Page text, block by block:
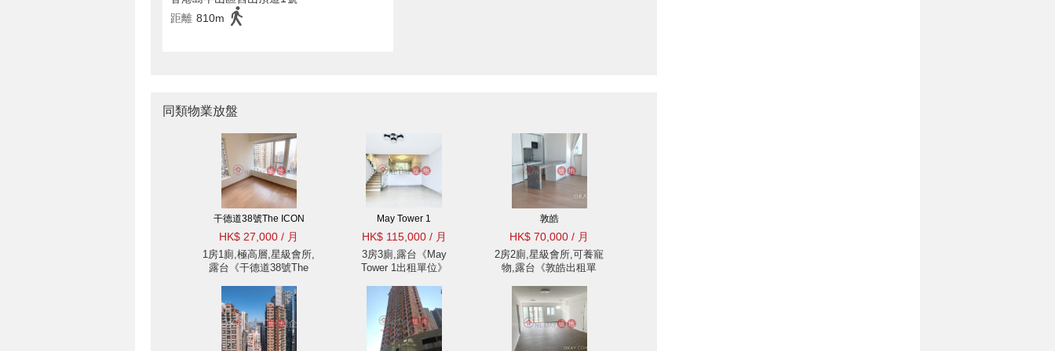
距離 810m
同類物業放盤
干德道38號The ICON
HK$ 27,000 / 月
1房1廁,極高層,星級會所,
露台《干德道38號The
May Tower 1
HK$ 115,000 / 月
3房3廁,露台《May
Tower 1出租單位》
敦皓
HK$ 70,000 / 月
2房2廁,星級會所,可養寵
物,露台《敦皓出租單